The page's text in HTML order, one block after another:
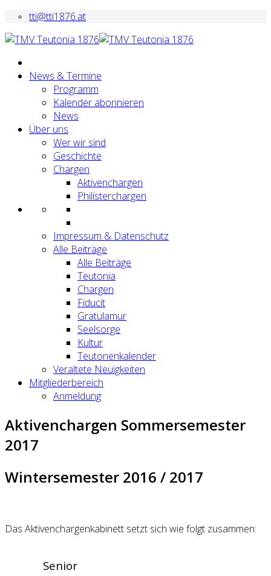
tti@tti1876.at
News & Termine
Programm
Kalender abonnieren
News
Über uns
Wer wir sind
Geschichte
Chargen
Aktivenchargen
Philisterchargen
Impressum & Datenschutz
Alle Beiträge
Alle Beiträge
Teutonia
Chargen
Fiducit
Gratulamur
Seelsorge
Kultur
Teutonenkalender
Veraltete Neuigkeiten
Mitgliederbereich
Anmeldung
Aktivenchargen Sommersemester
2017
Wintersemester 2016 / 2017
Das Aktivenchargenkabinett setzt sich wie folgt zusammen:
Senior